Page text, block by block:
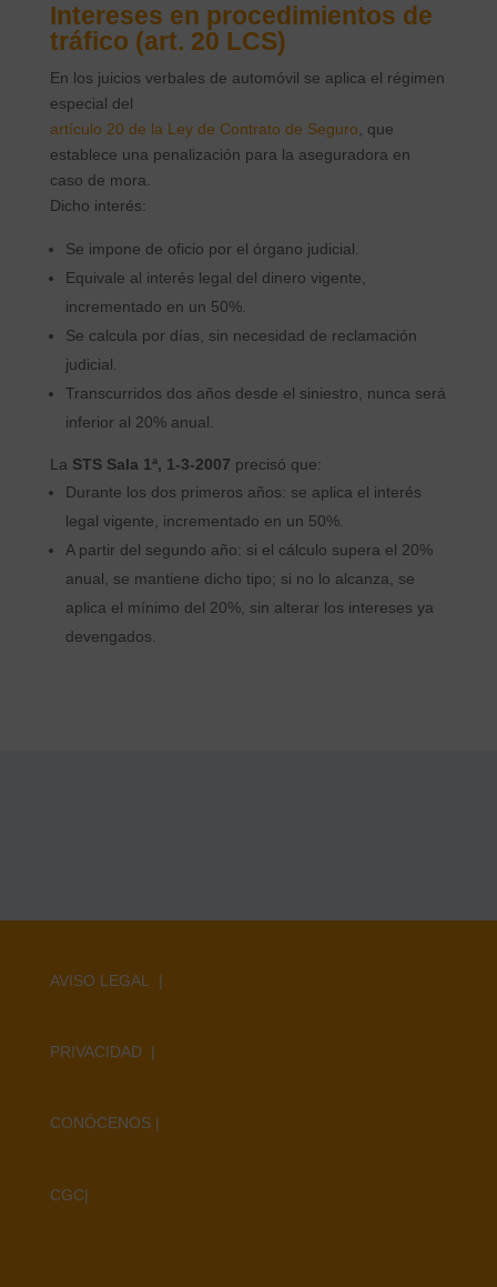
Intereses en procedimientos de
tráfico (art. 20 LCS)
En los juicios verbales de automóvil se aplica el régimen
especial del
artículo 20 de la Ley de Contrato de Seguro , que
establece una penalización para la aseguradora en
caso de mora.
Dicho interés:
Se impone de oficio por el órgano judicial.
Equivale al interés legal del dinero vigente,
incrementado en un 50%.
Se calcula por días, sin necesidad de reclamación
judicial.
Transcurridos dos años desde el siniestro, nunca será
inferior al 20% anual.
La STS Sala 1ª, 1-3-2007 precisó que:
Durante los dos primeros años: se aplica el interés
legal vigente, incrementado en un 50%.
A partir del segundo año: si el cálculo supera el 20%
anual, se mantiene dicho tipo; si no lo alcanza, se
aplica el mínimo del 20%, sin alterar los intereses ya
devengados.
AVISO LEGAL |
PRIVACIDAD |
CONÓCENOS |
CGC|